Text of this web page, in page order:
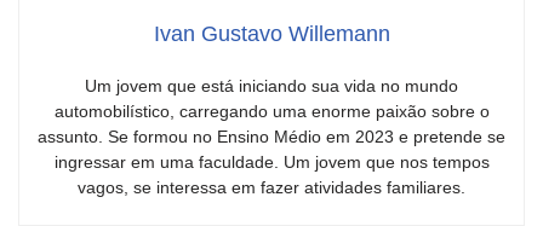
Ivan Gustavo Willemann
Um jovem que está iniciando sua vida no mundo
automobilístico, carregando uma enorme paixão sobre o
assunto. Se formou no Ensino Médio em 2023 e pretende se
ingressar em uma faculdade. Um jovem que nos tempos
vagos, se interessa em fazer atividades familiares.